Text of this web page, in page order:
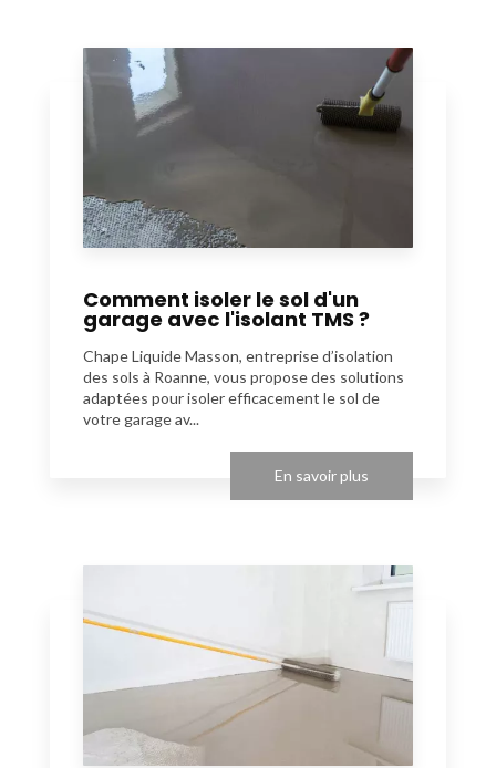
Comment isoler le sol d'un
garage avec l'isolant TMS ?
Chape Liquide Masson, entreprise d’isolation
des sols à Roanne, vous propose des solutions
adaptées pour isoler efficacement le sol de
votre garage av...
En savoir plus